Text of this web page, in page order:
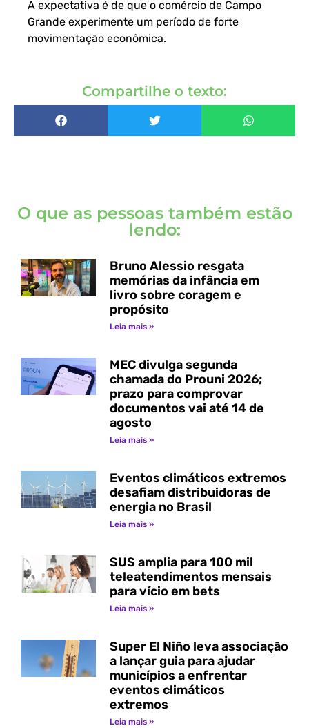
A expectativa é de que o comércio de Campo
Grande experimente um período de forte
movimentação econômica.
Compartilhe o texto:
O que as pessoas também estão
lendo:
Bruno Alessio resgata
memórias da infância em
livro sobre coragem e
propósito
Leia mais »
MEC divulga segunda
chamada do Prouni 2026;
prazo para comprovar
documentos vai até 14 de
agosto
Leia mais »
Eventos climáticos extremos
desafiam distribuidoras de
energia no Brasil
Leia mais »
SUS amplia para 100 mil
teleatendimentos mensais
para vício em bets
Leia mais »
Super El Niño leva associação
a lançar guia para ajudar
municípios a enfrentar
eventos climáticos
extremos
Leia mais »